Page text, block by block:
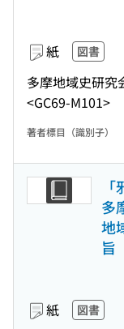
紙 図書
多摩地域史研究
<GC69-M101>
著者標目（識別子）
多
地
旨
紙 図書